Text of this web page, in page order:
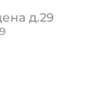
д.29